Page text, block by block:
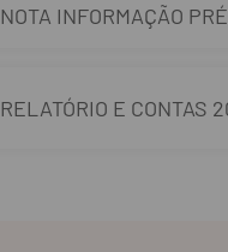
NOTA INFORMAÇÃO
RELATÓRIO E CONTAS